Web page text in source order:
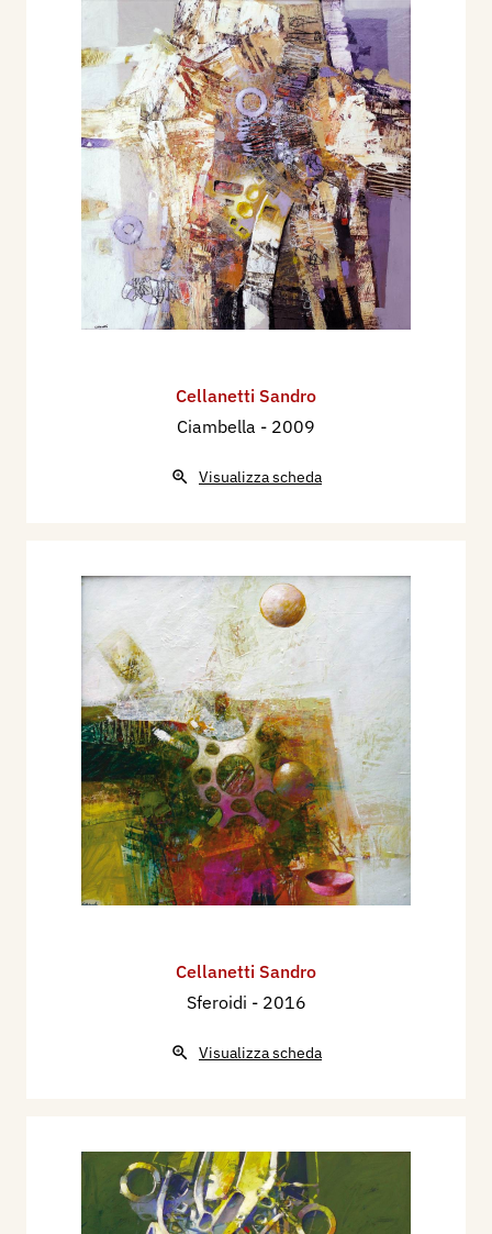
Cellanetti Sandro
Ciambella - 2009
Visualizza scheda
Cellanetti Sandro
Sferoidi - 2016
Visualizza scheda